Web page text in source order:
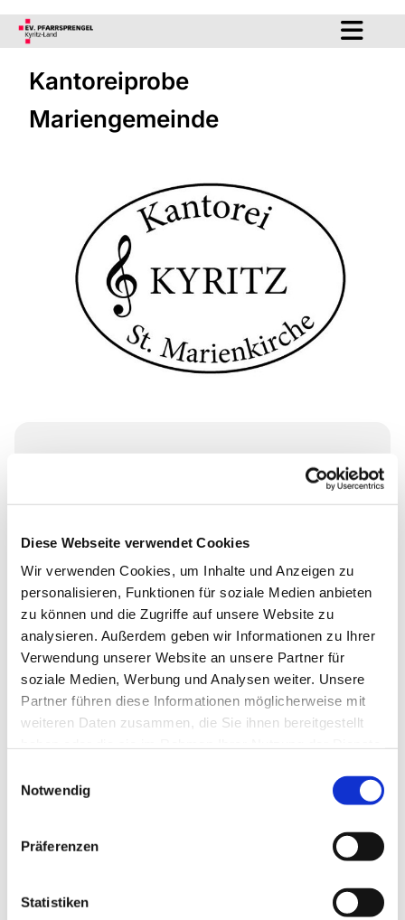
Diese Webseite verwendet Cookies
Wir verwenden Cookies, um Inhalte und Anzeigen zu
personalisieren, Funktionen für soziale Medien anbieten
zu können und die Zugriffe auf unsere Website zu
analysieren. Außerdem geben wir Informationen zu Ihrer
Verwendung unserer Website an unsere Partner für
soziale Medien, Werbung und Analysen weiter. Unsere
Partner führen diese Informationen möglicherweise mit
weiteren Daten zusammen, die Sie ihnen bereitgestellt
Notwendig
Präferenzen
Statistiken
Kantoreiprobe
Mariengemeinde
Mittwoch, 3. Februar 2027, 19:30
Gemeindesaal Kyritz, Johann-
Sebastian-Bach-Straße 51, 16866
Kyritz
KMD Michael Schulze